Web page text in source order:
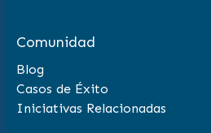
Comunidad
Blog
Casos de Éxito
Iniciativas Relacionadas